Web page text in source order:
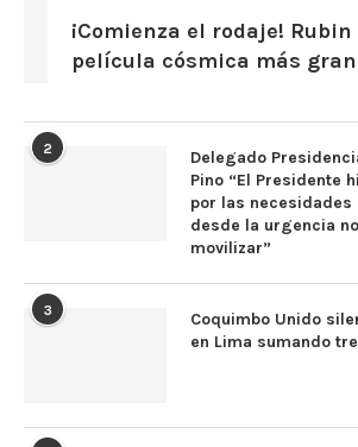
¡Comienza el rodaje!
película cósmica más
2
Delegado
Pino “El Presidente
por las necesidades
desde la urgencia
movilizar”
3
Coquimbo Unido
en Lima sumando